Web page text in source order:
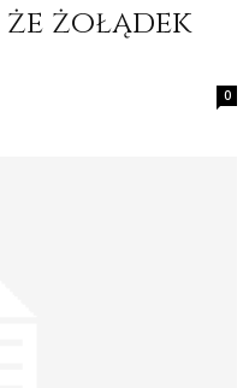
żołądek
0